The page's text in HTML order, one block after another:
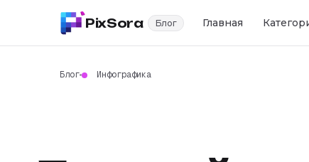
PixSora Блог Главная
Блог Инфографика